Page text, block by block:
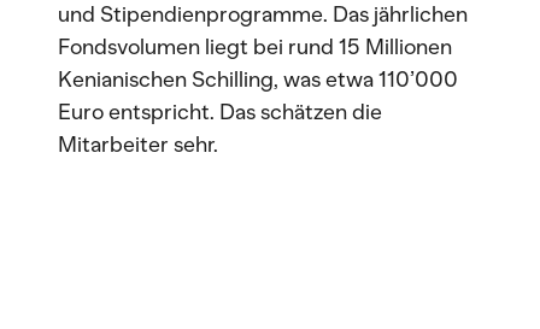
und Stipendienprogramme. Das jährlichen
Fondsvolumen liegt bei rund 15 Millionen
Kenianischen Schilling, was etwa 110’000
Euro entspricht. Das schätzen die
Mitarbeiter sehr.